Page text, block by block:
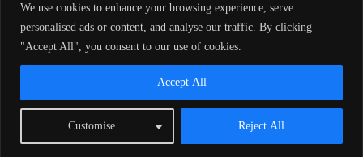
We use cookies to enhance your browsing experience, serve
personalised ads or content, and analyse our traffic. By clicking
"Accept All", you consent to our use of cookies.
Customise Reject All
Accept All
© 2026 Media Rakyat Post — Seluruh hak cipta dilindungi undang-